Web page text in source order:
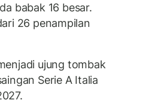
babak 16 besar.
26 penampilan
ujung tombak
Serie A Italia